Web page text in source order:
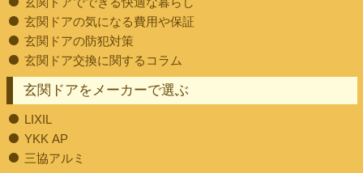
玄関ドアの気になる費用や保証
玄関ドアの防犯対策
玄関ドア交換に関するコラム
玄関ドアをメーカーで選ぶ
LIXIL
YKK AP
三協アルミ